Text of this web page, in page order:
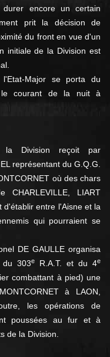
encore un certain
prit la décision de
du front en vue d'un
initiale de la Division est
Major se porta du
le courant de la nuit à
la Division reçoit par
représentant du G.Q.G.
où des chars
LIART
d'établir entre l'Aisne et la
qui pourraient se
DE GAULLE organisa
303e R.A.T. et du 4e
combattant à pied) une
à LAON,
les opérations de
poussées au fur et à
de la Division.